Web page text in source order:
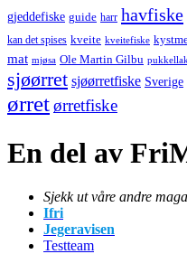
gjeddefiske guide harr havfiske
kan det spises kveite kveitefiske
mat mjøsa Ole Martin Gilbu
sjøørret sjøørretfiske Sverige
ørretørretfiske
En del av
Sjekk ut våre andre
Ifri
Jegeravisen
Testteam